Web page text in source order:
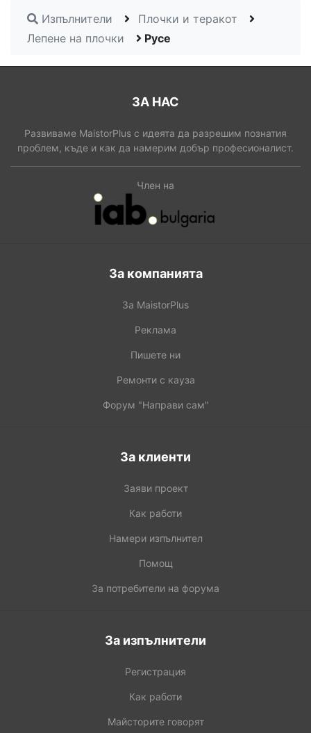
Изпълнители
Плочки и теракот
Лепене на плочки
Русе
ЗА НАС
Развиваме MaistorPlus с идеята да разрешим познатия
проблем, къде и как да намерим добър професионалист.
Член на
За компанията
За MaistorPlus
Реклама
Пишете ни
Ремонти с кауза
Форум "Направи сам"
За клиенти
Заяви проект
Как работи
Намери изпълнител
Помощ
За потребители на форума
За изпълнители
Регистрация
Как работи
Майсторите говорят